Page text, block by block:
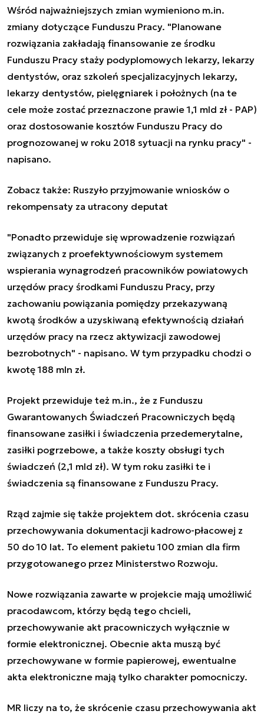
Wśród najważniejszych zmian wymieniono m.in.
zmiany dotyczące Funduszu Pracy. "Planowane
rozwiązania zakładają finansowanie ze środku
Funduszu Pracy staży podyplomowych lekarzy, lekarzy
dentystów, oraz szkoleń specjalizacyjnych lekarzy,
lekarzy dentystów, pielęgniarek i położnych (na te
cele może zostać przeznaczone prawie 1,1 mld zł - PAP)
oraz dostosowanie kosztów Funduszu Pracy do
prognozowanej w roku 2018 sytuacji na rynku pracy" -
napisano.
Zobacz także: Ruszyło przyjmowanie wniosków o
rekompensaty za utracony deputat
"Ponadto przewiduje się wprowadzenie rozwiązań
związanych z proefektywnościowym systemem
wspierania wynagrodzeń pracowników powiatowych
urzędów pracy środkami Funduszu Pracy, przy
zachowaniu powiązania pomiędzy przekazywaną
kwotą środków a uzyskiwaną efektywnością działań
urzędów pracy na rzecz aktywizacji zawodowej
bezrobotnych" - napisano. W tym przypadku chodzi o
kwotę 188 mln zł.
Projekt przewiduje też m.in., że z Funduszu
Gwarantowanych Świadczeń Pracowniczych będą
finansowane zasiłki i świadczenia przedemerytalne,
zasiłki pogrzebowe, a także koszty obsługi tych
świadczeń (2,1 mld zł). W tym roku zasiłki te i
świadczenia są finansowane z Funduszu Pracy.
Rząd zajmie się także projektem dot. skrócenia czasu
przechowywania dokumentacji kadrowo-płacowej z
50 do 10 lat. To element pakietu 100 zmian dla firm
przygotowanego przez Ministerstwo Rozwoju.
Nowe rozwiązania zawarte w projekcie mają umożliwić
pracodawcom, którzy będą tego chcieli,
przechowywanie akt pracowniczych wyłącznie w
formie elektronicznej. Obecnie akta muszą być
przechowywane w formie papierowej, ewentualne
akta elektroniczne mają tylko charakter pomocniczy.
MR liczy na to, że skrócenie czasu przechowywania akt